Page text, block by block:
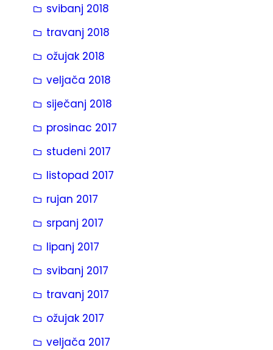
svibanj 2018
travanj 2018
ožujak 2018
veljača 2018
siječanj 2018
prosinac 2017
studeni 2017
listopad 2017
rujan 2017
srpanj 2017
lipanj 2017
svibanj 2017
travanj 2017
ožujak 2017
veljača 2017